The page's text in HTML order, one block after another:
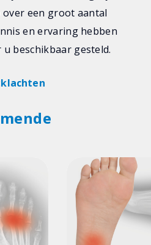
een groot aantal
en ervaring hebben
beschikbaar gesteld.